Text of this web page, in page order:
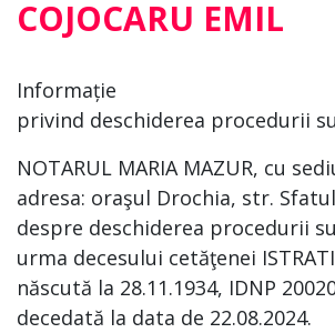
COJOCARU EMIL
Informație
privind deschiderea procedurii
NOTARUL MARIA MAZUR, cu
adresa: oraşul Drochia, str.
despre deschiderea procedurii
urma decesului cetăţenei ISTRATII
născută la 28.11.1934, IDNP
decedată la data de 22.08.2024.